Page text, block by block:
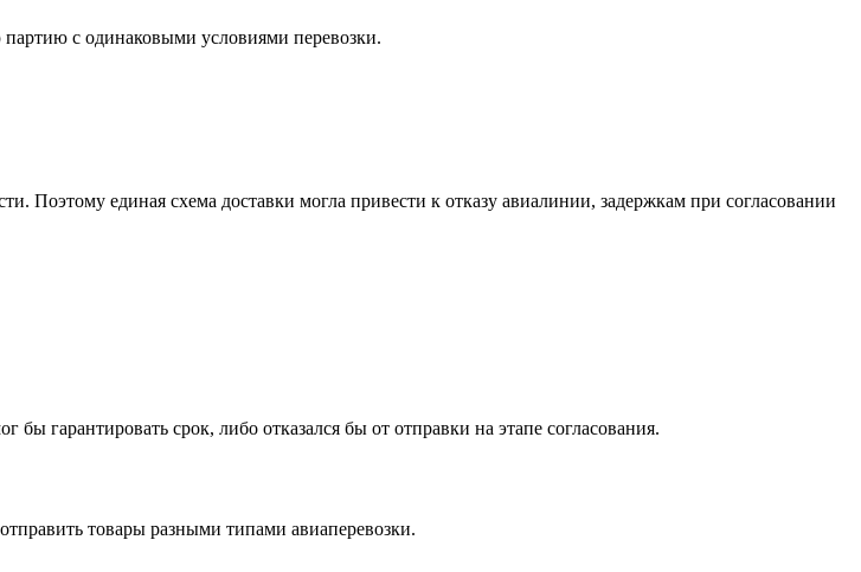
партию с одинаковыми условиями перевозки.
Поэтому единая схема доставки могла привести к отказу авиалинии, задержкам при согласовании
гарантировать срок, либо отказался бы от отправки на этапе согласования.
товары разными типами авиаперевозки.